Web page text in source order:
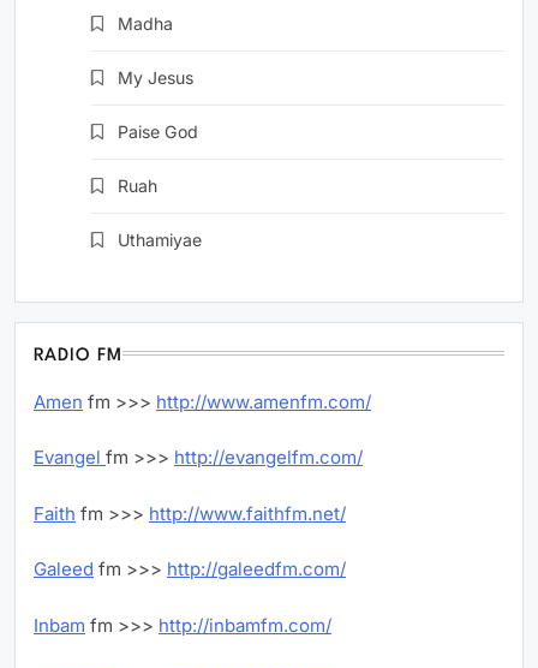
Madha
My Jesus
Paise God
Ruah
Uthamiyae
RADIO FM
Amen fm >>> http://www.amenfm.com/
Evangel fm >>> http://evangelfm.com/
Faith fm >>> http://www.faithfm.net/
Galeed fm >>> http://galeedfm.com/
Inbam fm >>> http://inbamfm.com/